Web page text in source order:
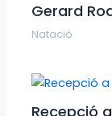
Gerard
Natació
Recepció